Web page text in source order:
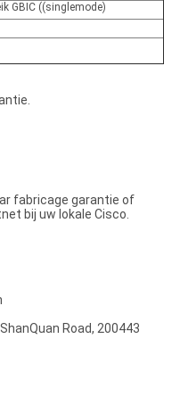
GBIC ((singlemode)
fabricage garantie of
bij uw lokale Cisco.
Road, 200443